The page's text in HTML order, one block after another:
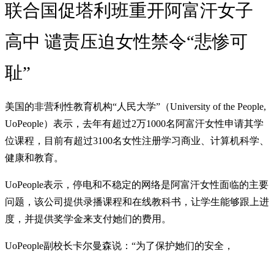
联合国促塔利班重开阿富汗女子
高中 谴责压迫女性禁令“悲惨可
耻”
美国的非营利性教育机构“人民大学”（University of the People,
UoPeople）表示，去年有超过2万1000名阿富汗女性申请其学
位课程，目前有超过3100名女性注册学习商业、计算机科学、
健康和教育。
UoPeople表示，停电和不稳定的网络是阿富汗女性面临的主要
问题，该公司提供录播课程和在线教科书，让学生能够跟上进
度，并提供奖学金来支付她们的费用。
UoPeople副校长卡尔曼森说：“为了保护她们的安全，